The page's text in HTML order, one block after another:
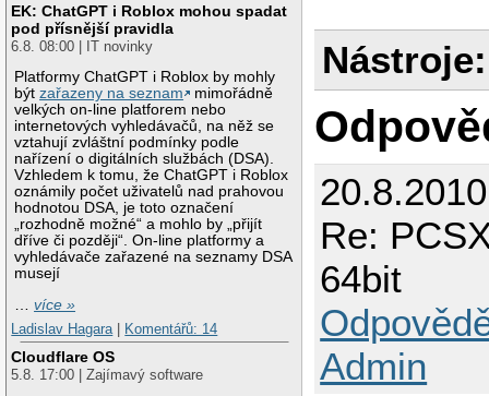
EK: ChatGPT i Roblox mohou spadat
pod přísnější pravidla
6.8. 08:00 | IT novinky
Platformy ChatGPT i Roblox by mohly
býtzařazeny na seznam
mimořádně
velkých on-line platforem nebo
internetových vyhledávačů, na něž se
vztahují zvláštní podmínky podle
nařízení o digitálních službách (DSA).
Vzhledem k tomu, že ChatGPT i Roblox
oznámily počet uživatelů nad prahovou
hodnotou DSA, je toto označení
„rozhodně možné“ a mohlo by „přijít
dříve či později“. On-line platformy a
vyhledávače zařazené na seznamy DSA
musejí
…více »
Ladislav Hagara | Komentářů: 14
Cloudflare OS
5.8. 17:00 | Zajímavý software
Nástroje:
Re:
64bit
Admin